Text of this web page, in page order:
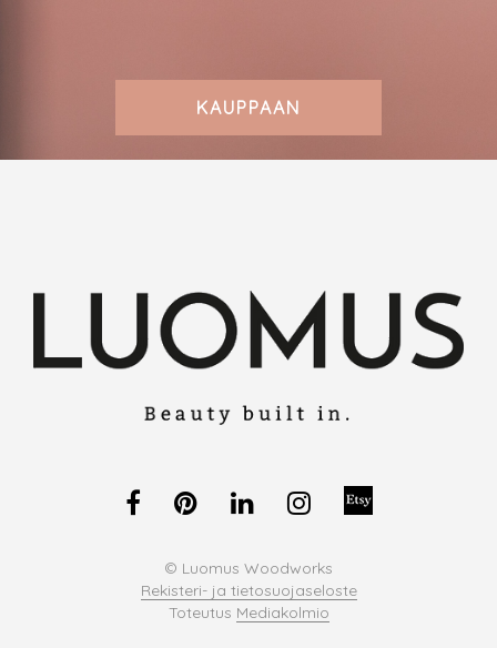
KAUPPAAN
© Luomus Woodworks
Rekisteri- ja tietosuojaseloste
Toteutus Mediakolmio